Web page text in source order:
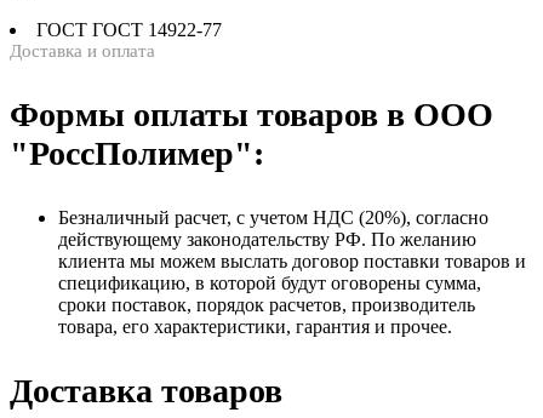
ГОСТ ГОСТ 14922-77
Доставка и оплата
Формы оплаты товаров в ООО
"РоссПолимер":
Безналичный расчет, с учетом НДС (20%), согласно
действующему законодательству РФ. По желанию
клиента мы можем выслать договор поставки товаров и
спецификацию, в которой будут оговорены сумма,
сроки поставок, порядок расчетов, производитель
товара, его характеристики, гарантия и прочее.
Доставка товаров